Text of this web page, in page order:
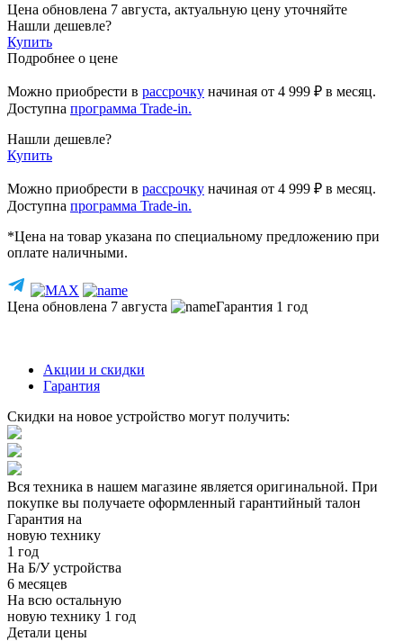
Цена обновлена 7 августа, актуальную цену уточняйте
Нашли дешевле?
Купить
Подробнее о цене
Можно приобрести в рассрочку начиная от 4 999 ₽ в месяц.
Доступна программа Trade-in.
Нашли дешевле?
Купить
Можно приобрести в рассрочку начиная от 4 999 ₽ в месяц.
Доступна программа Trade-in.
*Цена на товар указана по специальному предложению при
оплате наличными.
Цена обновлена 7 августа Гарантия 1 год
Акции и скидки
Гарантия
Скидки на новое устройство могут получить:
Вся техника в нашем магазине является оригинальной. При
покупке вы получаете оформленный гарантийный талон
Гарантия на
новую технику
1 год
На Б/У устройства
6 месяцев
На всю остальную
новую технику 1 год
Детали цены